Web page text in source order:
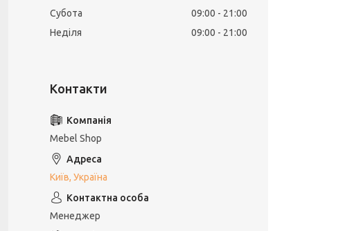
Субота
09:00
21:00
Неділя
09:00 21:00
Mebel Shop
Київ, Україна
Менеджер